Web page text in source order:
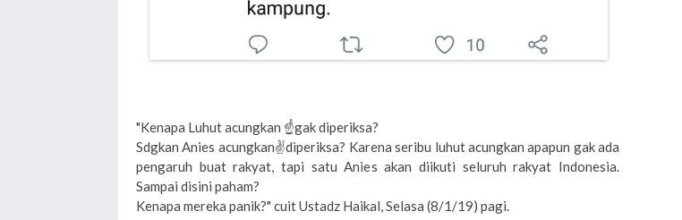
"Kenapa Luhut acungkan ☝️gak diperiksa?
Sdgkan Anies acungkan✌diperiksa? Karena seribu luhut acungkan apapun gak ada
pengaruh buat rakyat, tapi satu Anies akan diikuti seluruh rakyat Indonesia.
Sampai disini paham?
Kenapa mereka panik?" cuit Ustadz Haikal, Selasa (8/1/19) pagi.